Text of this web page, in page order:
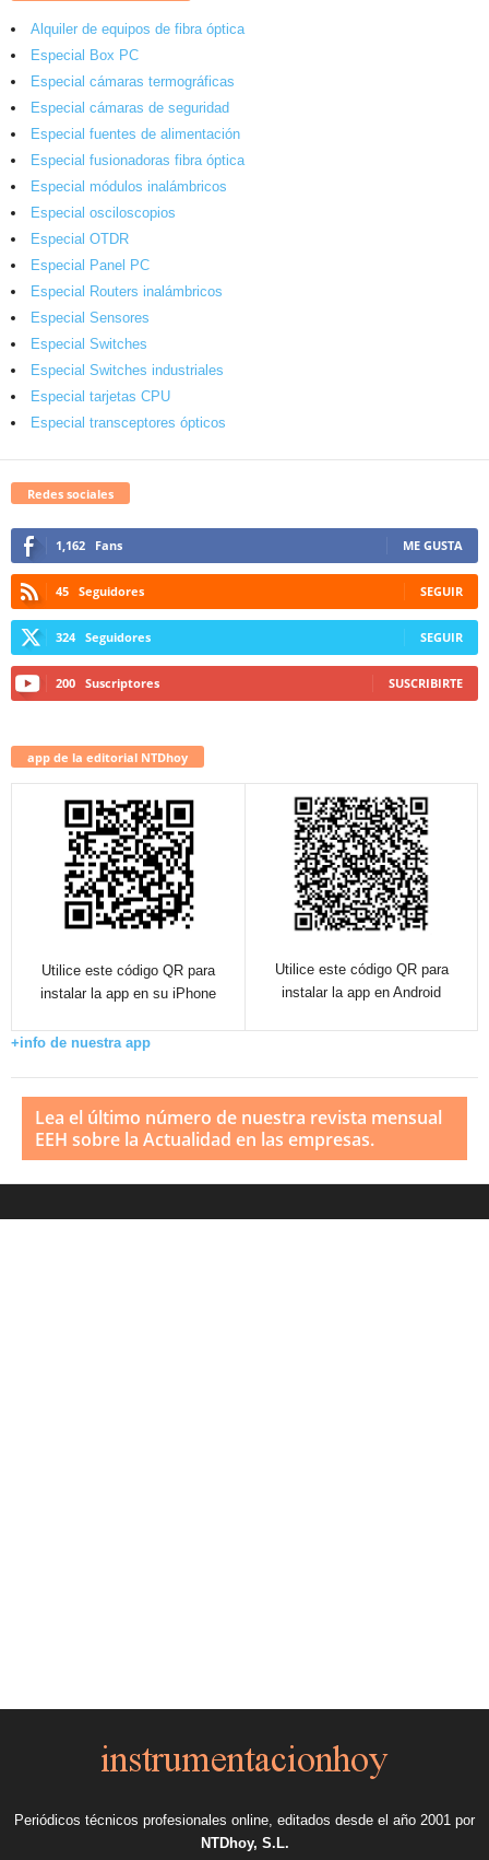
Alquiler de equipos de fibra óptica
Especial Box PC
Especial cámaras termográficas
Especial cámaras de seguridad
Especial fuentes de alimentación
Especial fusionadoras fibra óptica
Especial módulos inalámbricos
Especial osciloscopios
Especial OTDR
Especial Panel PC
Especial Routers inalámbricos
Especial Sensores
Especial Switches
Especial Switches industriales
Especial tarjetas CPU
Especial transceptores ópticos
Redes sociales
1,162 Fans ME GUSTA
45 Seguidores SEGUIR
324 Seguidores SEGUIR
200 Suscriptores SUSCRIBIRTE
app de la editorial NTDhoy
Utilice este código QR para
instalar la app en su iPhone
Utilice este código QR para
instalar la app en Android
+info de nuestra app
Lea el último número de nuestra revista mensual
EEH sobre la Actualidad en las empresas.
Periódicos técnicos profesionales online, editados desde el año 2001 por
NTDhoy, S.L.